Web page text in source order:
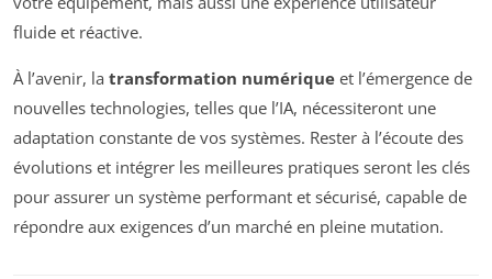
fluide et réactive.
À l’avenir, la transformation numérique et l’émergence de
nouvelles technologies, telles que l’IA, nécessiteront une
adaptation constante de vos systèmes. Rester à l’écoute des
évolutions et intégrer les meilleures pratiques seront les clés
pour assurer un système performant et sécurisé, capable de
répondre aux exigences d’un marché en pleine mutation.